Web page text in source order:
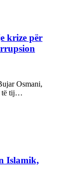
krize për
Osmani,
të tij…
Islamik,